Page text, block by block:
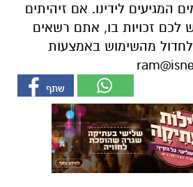
המגיעים לידינו. אם זיהיתים
לכם זכויות בו, אתם רשאים
לחדול מהשימוש באמצעות